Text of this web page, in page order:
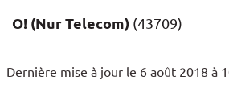
O! (Nur Telecom) (43709)
Dernière mise à jour le 6 août 2018 à